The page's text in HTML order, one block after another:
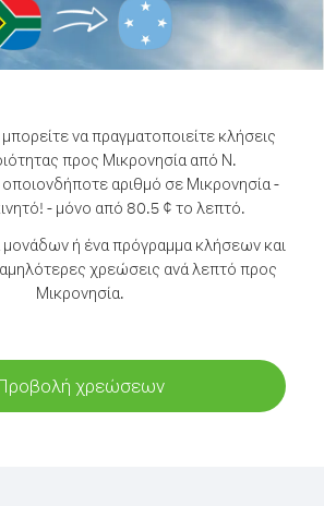
να πραγματοποιείτε κλήσεις
προς Μικρονησία από Ν.
αριθμό σε Μικρονησία -
- μόνο από 80.5 ¢ το λεπτό.
ή ένα πρόγραμμα κλήσεων και
χρεώσεις ανά λεπτό προς
Μικρονησία.
χρεώσεων